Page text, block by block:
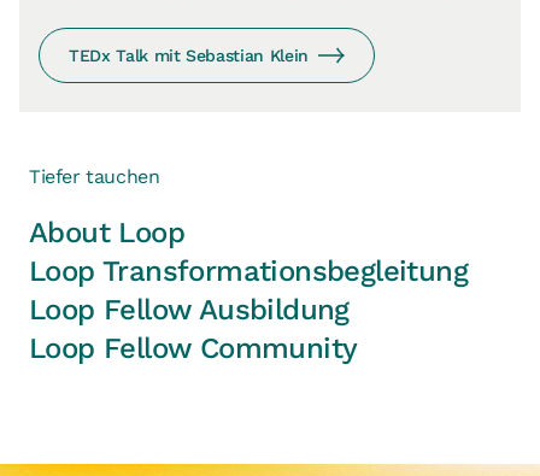
TEDx Talk mit Sebastian Klein
Tiefer tauchen
About Loop
Loop Transformationsbegleitung
Loop Fellow Ausbildung
Loop Fellow Community